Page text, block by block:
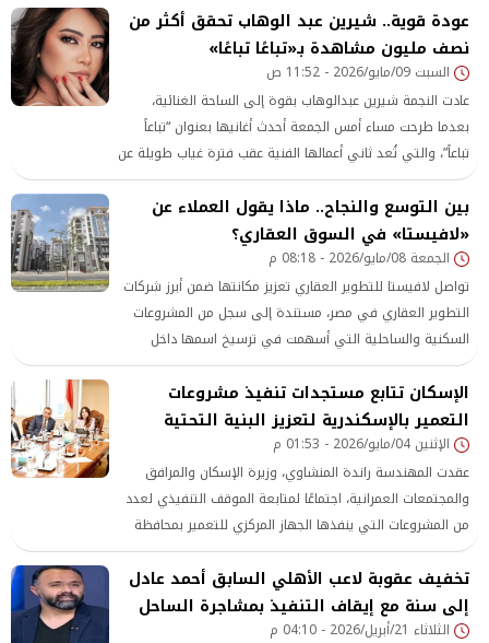
عودة قوية.. شيرين عبد الوهاب تحقق أكثر من
نصف مليون مشاهدة بـ«تباعًا تباعًا»
السبت 09/مايو/2026 - 11:52 ص
عادت النجمة شيرين عبدالوهاب بقوة إلى الساحة الغنائية،
بعدما طرحت مساء أمس الجمعة أحدث أغانيها بعنوان “تباعاً
تباعاً”، والتي تُعد ثاني أعمالها الفنية عقب فترة غياب طويلة عن
جمهورها.
بين التوسع والنجاح.. ماذا يقول العملاء عن
«لافيستا» في السوق العقاري؟
الجمعة 08/مايو/2026 - 08:18 م
تواصل لافيستا للتطوير العقاري تعزيز مكانتها ضمن أبرز شركات
التطوير العقاري في مصر، مستندة إلى سجل من المشروعات
السكنية والساحلية التي أسهمت في ترسيخ اسمها داخل
السوق خلال العقود الماضية.
الإسكان تتابع مستجدات تنفيذ مشروعات
التعمير بالإسكندرية لتعزيز البنية التحتية
الإثنين 04/مايو/2026 - 01:53 م
عقدت المهندسة راندة المنشاوي، وزيرة الإسكان والمرافق
والمجتمعات العمرانية، اجتماعًا لمتابعة الموقف التنفيذي لعدد
من المشروعات التي ينفذها الجهاز المركزي للتعمير بمحافظة
الإسكندرية، وذلك بحضور اللواء أسامة الجنزوري، رئيس الجهاز،
ومسؤولي الوزارة.
تخفيف عقوبة لاعب الأهلي السابق أحمد عادل
إلى سنة مع إيقاف التنفيذ بمشاجرة الساحل
الثلاثاء 21/أبريل/2026 - 04:10 م